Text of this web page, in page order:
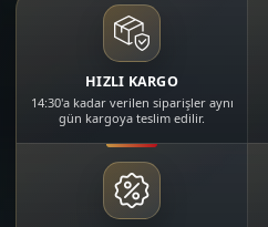
HIZLI KARGO
14:30'a kadar verilen siparişler aynı
gün kargoya teslim edilir.